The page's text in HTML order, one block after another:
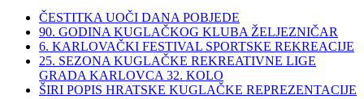
ČESTITKA UOČI DANA POBJEDE
90. GODINA KUGLAČKOG KLUBA ŽELJEZNIČAR
6. KARLOVAČKI FESTIVAL SPORTSKE REKREACIJE
25. SEZONA KUGLAČKE REKREATIVNE LIGE
GRADA KARLOVCA 32. KOLO
ŠIRI POPIS HRATSKE KUGLAČKE REPREZENTACIJE